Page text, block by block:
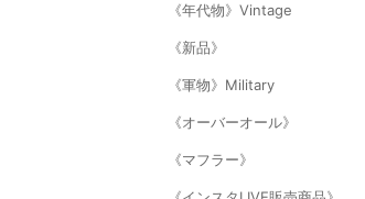
《年代物》Vintage
《新品》
《軍物》Military
《オーバーオール》
《マフラー》